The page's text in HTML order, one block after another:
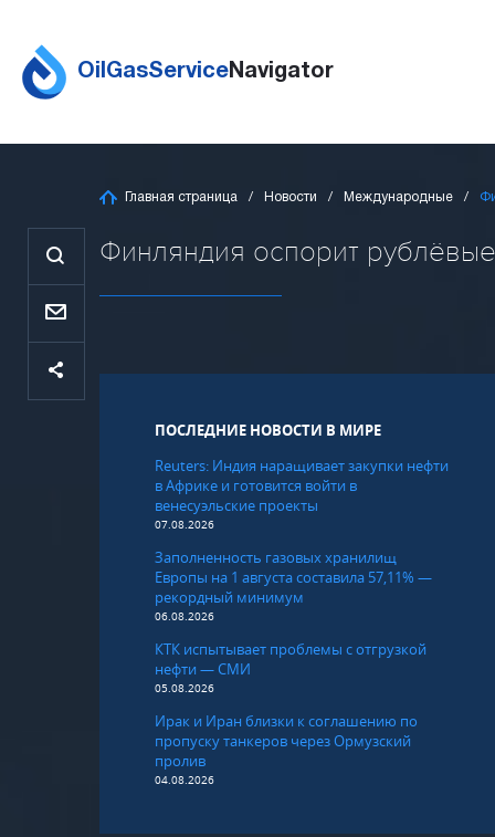
OilGasServiceNavigator
Главная страница Новости Международные
Финляндия оспорит
ПОСЛЕДНИЕ НОВОСТИ В МИРЕ
Reuters: Индия наращивает закупки нефти
в Африке и готовится войти в
венесуэльские проекты
07.08.2026
Заполненность газовых хранилищ
Европы на 1 августа составила 57,11% —
рекордный минимум
06.08.2026
КТК испытывает проблемы с отгрузкой
нефти — СМИ
05.08.2026
Ирак и Иран близки к соглашению по
пропуску танкеров через Ормузский
пролив
04.08.2026